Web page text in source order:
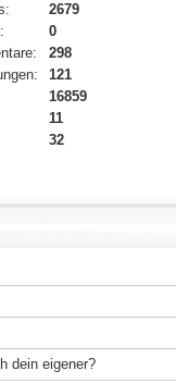
2679
0
298
121
16859
11
32
dein eigener?